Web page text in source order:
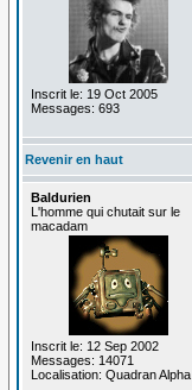
Inscrit le: 19 Oct 2005
Messages: 693
Revenir en haut
Baldurien
L'homme qui chutait sur le
macadam
Inscrit le: 12 Sep 2002
Messages: 14071
Localisation: Quadran Alpha